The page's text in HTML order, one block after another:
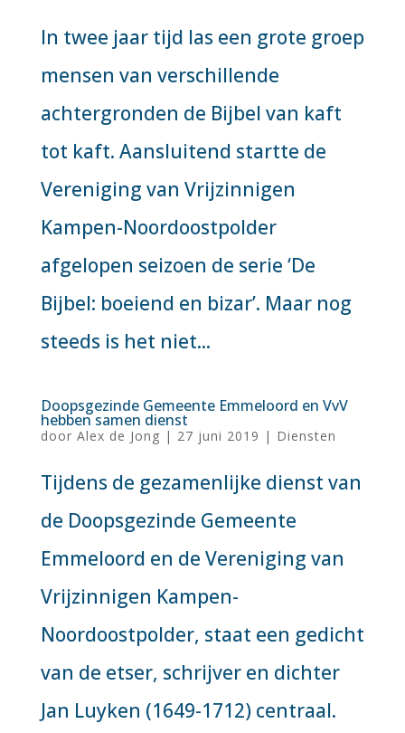
In twee jaar tijd las een grote groep
mensen van verschillende
achtergronden de Bijbel van kaft
tot kaft. Aansluitend startte de
Vereniging van Vrijzinnigen
Kampen-Noordoostpolder
afgelopen seizoen de serie ‘De
Bijbel: boeiend en bizar’. Maar nog
steeds is het niet...
Doopsgezinde Gemeente Emmeloord en VvV
hebben samen dienst
door Alex de Jong | 27 juni 2019 | Diensten
Tijdens de gezamenlijke dienst van
de Doopsgezinde Gemeente
Emmeloord en de Vereniging van
Vrijzinnigen Kampen-
Noordoostpolder, staat een gedicht
van de etser, schrijver en dichter
Jan Luyken (1649-1712) centraal.